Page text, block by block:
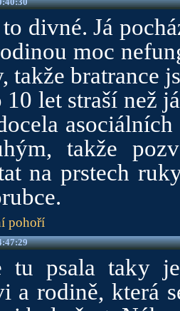
divné. Já
moc
takže bratrance
let straší než
takže
na prstech
pohoří
tu psala taky
a rodině, která